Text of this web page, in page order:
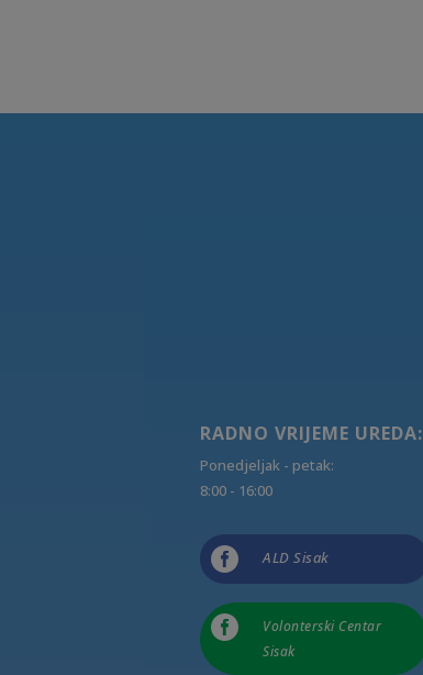
RADNO VRIJEME UREDA:
Ponedjeljak - petak:
8:00 - 16:00
 ALD Sisak

Volonterski Centar
Sisak